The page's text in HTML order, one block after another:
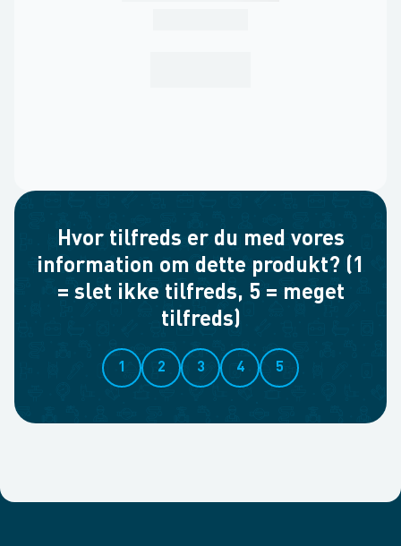
Hvor tilfreds er du med vores
information om dette produkt? (1
= slet ikke tilfreds, 5 = meget
tilfreds)
1 2 3 4 5